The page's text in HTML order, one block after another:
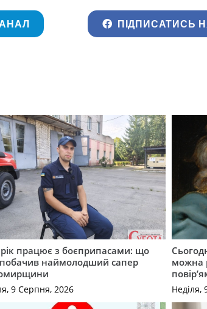
ПІДПИСАТИСЬ
працює з боєприпасами: що
наймолодший сапер
9 Серпня, 2026
можна
Неділя,